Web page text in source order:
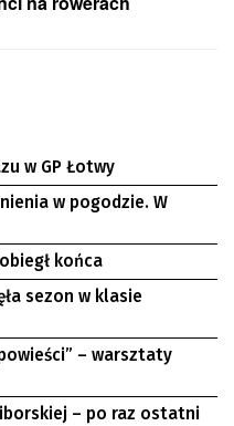
w GP Łotwy
w pogodzie. W
końca
sezon w klasie
– warsztaty
– po raz ostatni